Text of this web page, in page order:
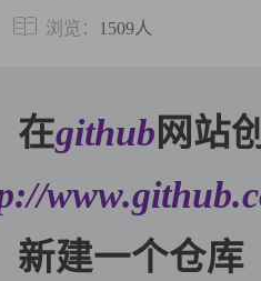
1509人
浏览：
github 网站
建一个仓库